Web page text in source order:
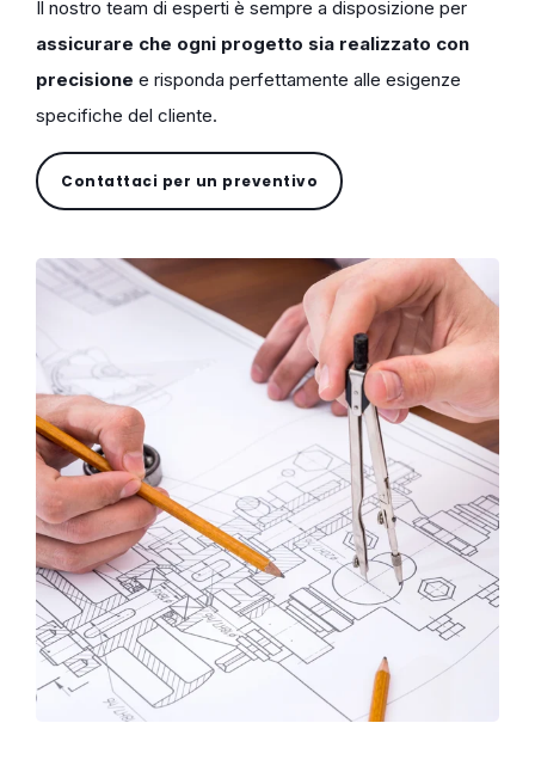
Il nostro team di esperti è sempre a disposizione per
assicurare che ogni progetto sia realizzato con
precisione e risponda perfettamente alle esigenze
specifiche del cliente.
Contattaci per un preventivo